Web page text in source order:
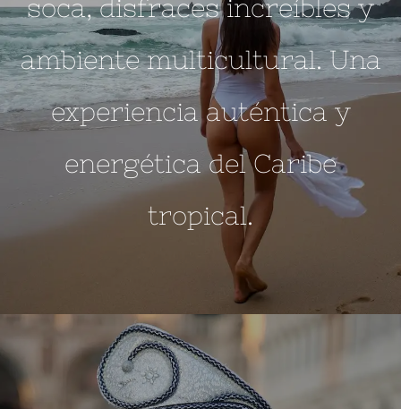
soca, disfraces increíbles y
ambiente multicultural. Una
experiencia auténtica y
energética del Caribe
tropical.